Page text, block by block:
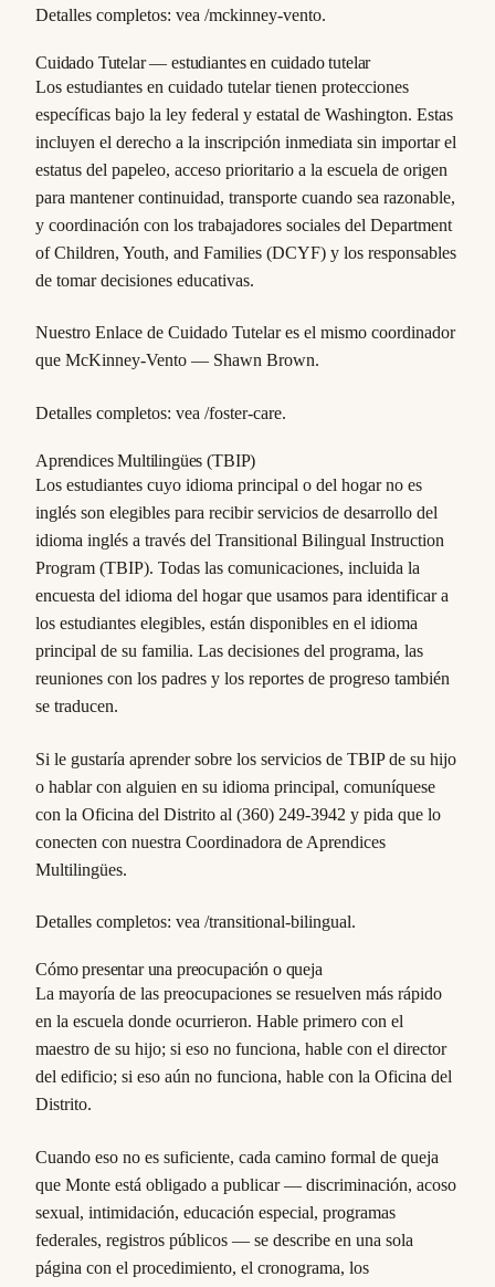
Detalles completos: vea /mckinney-vento.
Cuidado Tutelar — estudiantes en cuidado tutelar
Los estudiantes en cuidado tutelar tienen protecciones
específicas bajo la ley federal y estatal de Washington. Estas
incluyen el derecho a la inscripción inmediata sin importar el
estatus del papeleo, acceso prioritario a la escuela de origen
para mantener continuidad, transporte cuando sea razonable,
y coordinación con los trabajadores sociales del Department
of Children, Youth, and Families (DCYF) y los responsables
de tomar decisiones educativas.
Nuestro Enlace de Cuidado Tutelar es el mismo coordinador
que McKinney-Vento — Shawn Brown.
Detalles completos: vea /foster-care.
Aprendices Multilingües (TBIP)
Los estudiantes cuyo idioma principal o del hogar no es
inglés son elegibles para recibir servicios de desarrollo del
idioma inglés a través del Transitional Bilingual Instruction
Program (TBIP). Todas las comunicaciones, incluida la
encuesta del idioma del hogar que usamos para identificar a
los estudiantes elegibles, están disponibles en el idioma
principal de su familia. Las decisiones del programa, las
reuniones con los padres y los reportes de progreso también
se traducen.
Si le gustaría aprender sobre los servicios de TBIP de su hijo
o hablar con alguien en su idioma principal, comuníquese
con la Oficina del Distrito al (360) 249-3942 y pida que lo
conecten con nuestra Coordinadora de Aprendices
Multilingües.
Detalles completos: vea /transitional-bilingual.
Cómo presentar una preocupación o queja
La mayoría de las preocupaciones se resuelven más rápido
en la escuela donde ocurrieron. Hable primero con el
maestro de su hijo; si eso no funciona, hable con el director
del edificio; si eso aún no funciona, hable con la Oficina del
Distrito.
Cuando eso no es suficiente, cada camino formal de queja
que Monte está obligado a publicar — discriminación, acoso
sexual, intimidación, educación especial, programas
federales, registros públicos — se describe en una sola
página con el procedimiento, el cronograma, los